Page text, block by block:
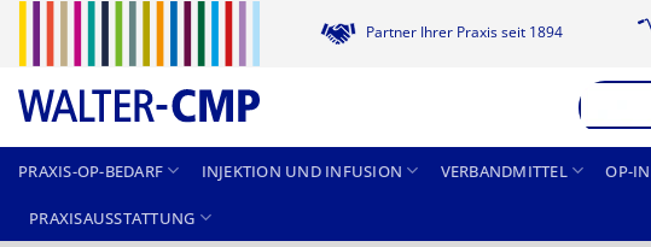
springen
Partner Ihrer Praxis seit 1894
PRAXIS-OP-BEDARF INJEKTION UND INFUSION VERBANDMITTEL OP-
PRAXISAUSSTATTUNG